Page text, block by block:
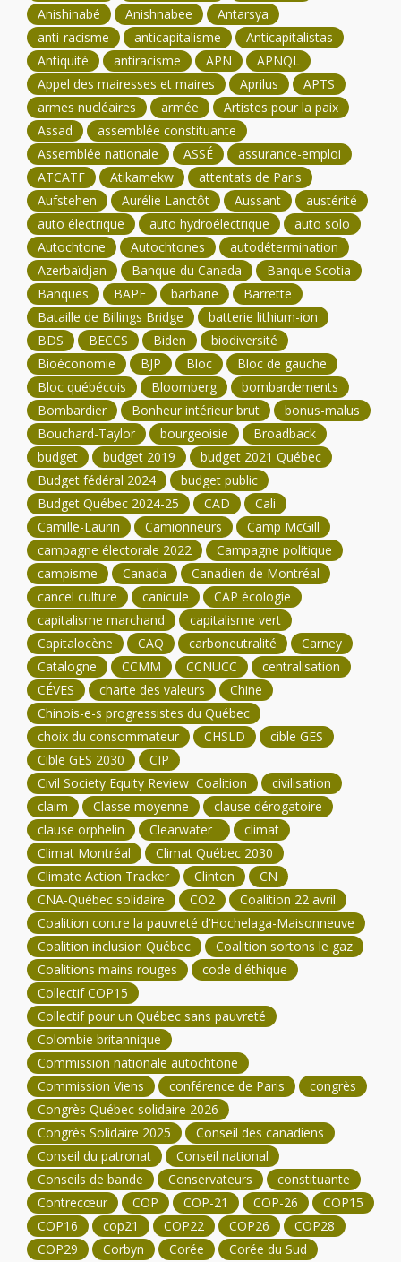
Anishinabé Anishnabee
Antarsya
anti-racisme
anticapitalisme
Anticapitalistas
Antiquité
antiracisme APN
APNQL
Appel des mairesses et maires
Aprilus
APTS
armes nucléaires
armée
Artistes pour la paix
Assad
assemblée constituante
Assemblée nationale
ASSÉ
assurance-emploi
ATCATF
Atikamekw
attentats de Paris
Aufstehen
Aurélie Lanctôt Aussant
austérité
auto électrique
auto hydroélectrique
auto solo
Autochtone
Autochtones
autodétermination
Azerbaïdjan
Banque du Canada
Banque Scotia
Banques
BAPE barbarie
Barrette
Bataille de Billings Bridge
batterie lithium-ion
BDS
BECCS Biden
biodiversité
Bioéconomie
BJP Bloc
Bloc de gauche
Bloc québécois
Bloomberg
bombardements
Bombardier
Bonheur intérieur brut
bonus-malus
Bouchard-Taylor
bourgeoisie
Broadback
budget
budget 2019
budget 2021 Québec
Budget fédéral 2024
budget public
Budget Québec 2024-25
CAD
Cali
Camille-Laurin
Camionneurs
Camp McGill
campagne électorale 2022
Campagne politique
campisme
Canada
Canadien de Montréal
cancel culture
canicule
CAP écologie
capitalisme marchand
capitalisme vert
Capitalocène
CAQ carboneutralité
Carney
Catalogne
CCMM CCNUCC
centralisation
CÉVES
charte des valeurs
Chine
Chinois-e-s progressistes du Québec
choix du consommateur
CHSLD
cible GES
Cible GES 2030
CIP
Civil Society Equity Review Coalition
civilisation
claim
Classe moyenne
clause dérogatoire
clause orphelin
Clearwater
climat
Climat Montréal
Climat Québec 2030
Climate Action Tracker
Clinton
CN
CNA-Québec solidaire
CO2
Coalition 22 avril
Coalition contre la pauvreté d’Hochelaga-Maisonneuve
Coalition inclusion Québec
Coalition sortons le gaz
Coalitions mains rouges
code d'éthique
Collectif COP15
Collectif pour un Québec sans pauvreté
Colombie britannique
Commission nationale autochtone
Commission Viens
conférence de Paris
congrès
Congrès Québec solidaire 2026
Congrès Solidaire 2025
Conseil des canadiens
Conseil du patronat
Conseil national
Conseils de bande
Conservateurs
constituante
Contrecœur
COP COP-21 COP-26
COP15
COP16
cop21 COP22 COP26
COP28
COP29
Corbyn Corée
Corée du Sud